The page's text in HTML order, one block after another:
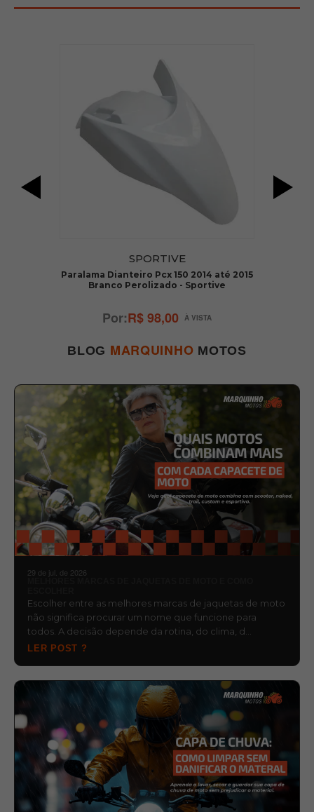
SPORTIVE
Paralama Dianteiro Pcx 150 2014 até 2015
Branco Perolizado - Sportive
R$ 98,00
BLOG MARQUINHO MOTOS
29 de jul. de 2026
Escolher entre as melhores marcas de jaquetas de moto
não significa procurar um nome que funcione para
todos. A decisão depende da rotina, do clima, d…
LER POST ?